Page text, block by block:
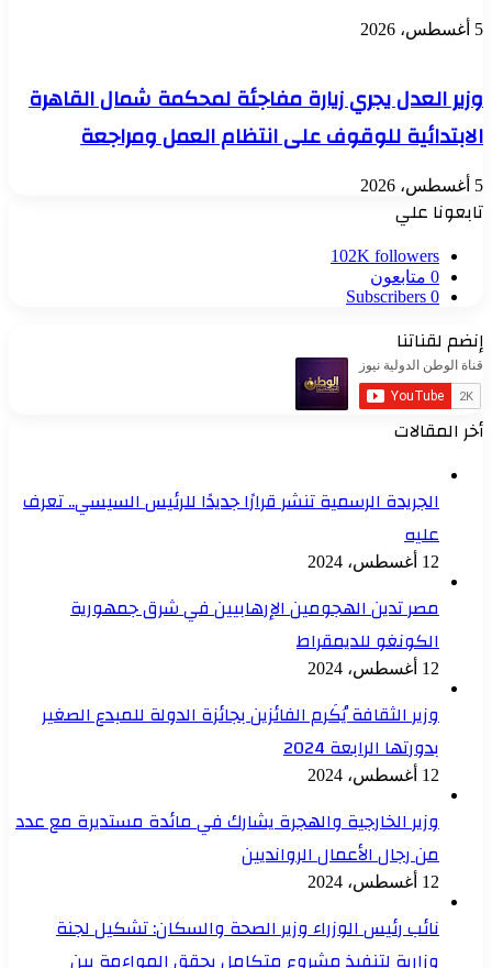
5 أغسطس، 2026
وزير العدل يجري زيارة مفاجئة لمحكمة شمال القاهرة
الابتدائية للوقوف على انتظام العمل ومراجعة
5 أغسطس، 2026
تابعونا علي
102K followers
0 متابعون
0
Subscribers
إنضم لقناتنا
أخر المقالات
الجريدة الرسمية تنشر قرارًا جديدًا للرئيس السيسي.. تعرف
عليه
12 أغسطس، 2024
مصر تدين الهجومين الإرهابيين في شرق جمهورية
الكونغو للديمقراط
12 أغسطس، 2024
وزير الثقافة يُكَرم الفائزين بجائزة الدولة للمبدع الصغير
بدورتها الرابعة 2024
12 أغسطس، 2024
وزير الخارجية والهجرة يشارك في مائدة مستديرة مع عدد
من رجال الأعمال الروانديين
12 أغسطس، 2024
نائب رئيس الوزراء وزير الصحة والسكان: تشكيل لجنة